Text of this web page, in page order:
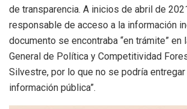
de transparencia. A inicios de abril de
responsable de acceso a la información
documento se encontraba “en trámite” en
General de Política y Competitividad
Silvestre, por lo que no se podría entregar
información pública”.